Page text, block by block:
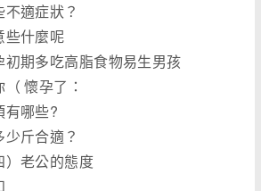
適症狀？
些什麼呢
初期多吃高脂食物易生男孩
懷孕了：
有哪些?
斤合適？
）老公的態度